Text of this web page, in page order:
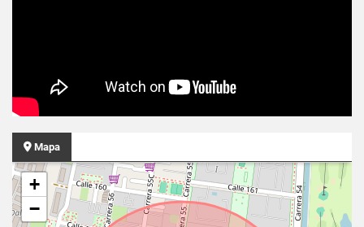
Mapa
+
−